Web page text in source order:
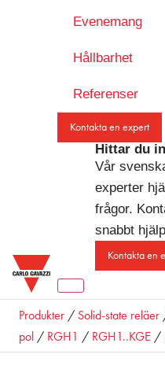
Evenemang
Hållbarhet
Referenser
Kontakta en expert
Hittar du
Vår
experter
frågor.
snabbt
Kontakta en
Produkter / Solid-state reläer
pol / RGH1 / RGH1..KGE /